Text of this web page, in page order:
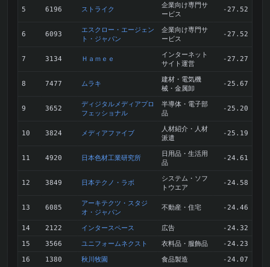
5 6196 ストライク 企業向け専門サ
ービス
-27.52
6 6093 エスクロー・エージェン
ト・ジャパン
企業向け専門サ
ービス
-27.52
7 3134 Ｈａｍｅｅ インターネット
サイト運営
-27.27
8 7477 ムラキ 建材・電気機
械・金属卸
-25.67
9 3652 ディジタルメディアプロ
フェッショナル
半導体・電子部
品
-25.20
10 3824 メディアファイブ 人材紹介・人材
派遣
-25.19
11 4920 日本色材工業研究所 日用品・生活用
品
-24.61
12 3849 日本テクノ・ラボ システム・ソフ
トウエア
-24.58
13 6085 アーキテクツ・スタジ
オ・ジャパン
不動産・住宅 -24.46
14 2122 インタースペース 広告 -24.32
15 3566 ユニフォームネクスト 衣料品・服飾品 -24.23
16 1380 秋川牧園 食品製造 -24.07